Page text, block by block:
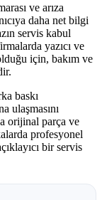
ve arıza
daha net bilgi
servis kabul
yazıcı ve
için, bakım ve
baskı
ulaşmasını
orijinal parça ve
profesyonel
bir servis